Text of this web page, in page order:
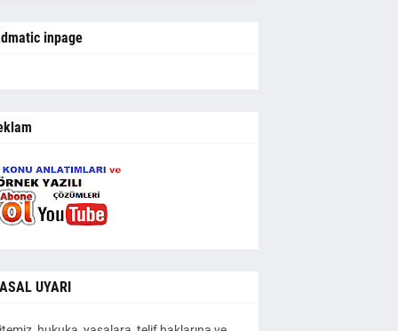
inpage
UYARI